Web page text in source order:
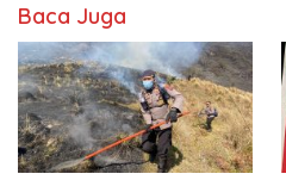
Baca Juga